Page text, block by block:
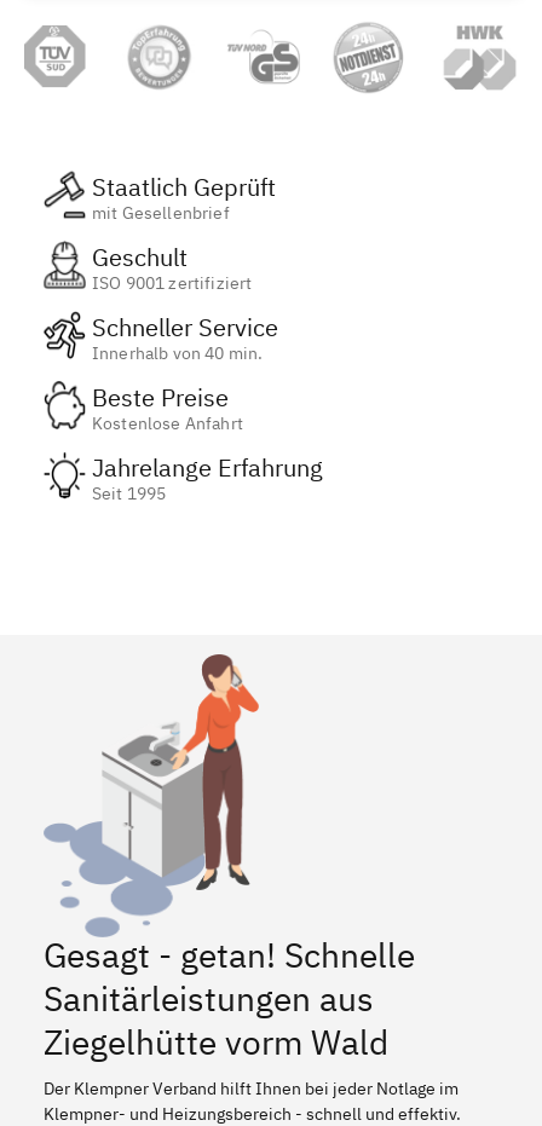
Staatlich Geprüft
mit Gesellenbrief
Geschult
ISO 9001 zertifiziert
Schneller Service
Innerhalb von 40 min.
Beste Preise
Kostenlose Anfahrt
Jahrelange Erfahrung
Seit 1995
Gesagt - getan! Schnelle
Sanitärleistungen aus
Ziegelhütte vorm Wald
Der Klempner Verband hilft Ihnen bei jeder Notlage im
Klempner- und Heizungsbereich - schnell und effektiv.